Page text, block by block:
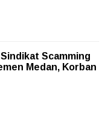
Scamming
Medan, Korban